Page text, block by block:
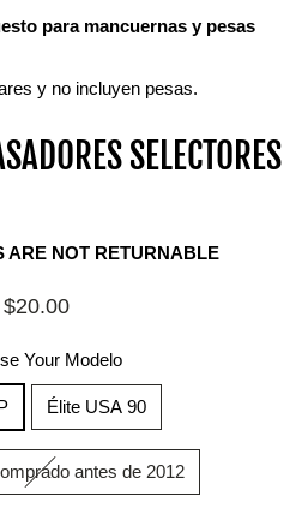
para mancuernas y pesas
y no incluyen pesas.
SELECTORES
ARE NOT RETURNABLE
Precio
$20.00
Your Modelo
Élite USA 90
antes de 2012